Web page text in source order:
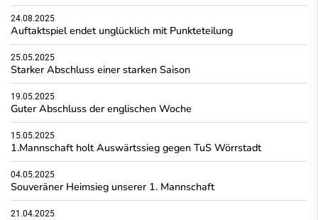
24.08.2025
Auftaktspiel endet unglücklich mit Punkteteilung
25.05.2025
Starker Abschluss einer starken Saison
19.05.2025
Guter Abschluss der englischen Woche
15.05.2025
1.Mannschaft holt Auswärtssieg gegen TuS Wörrstadt
04.05.2025
Souveräner Heimsieg unserer 1. Mannschaft
21.04.2025